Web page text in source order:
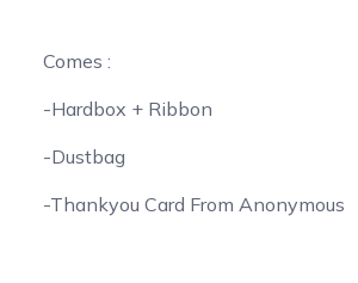
Comes :
-Hardbox + Ribbon
-Dustbag
-Thankyou Card From Anonymous